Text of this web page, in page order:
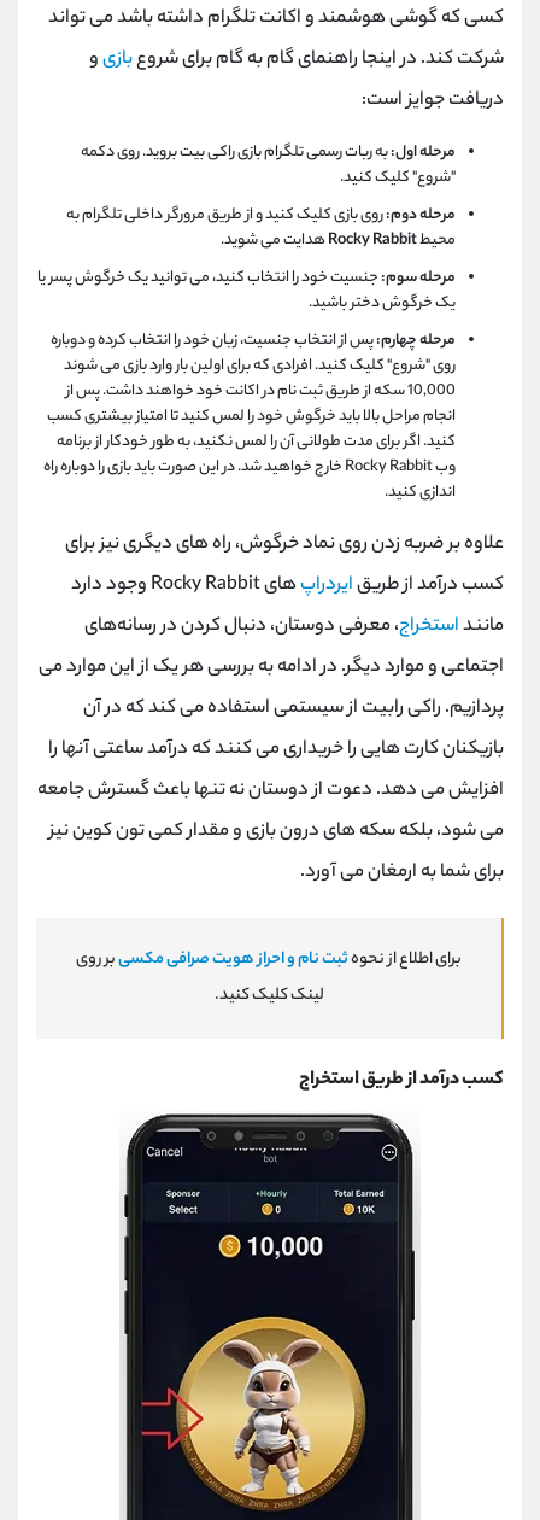
کسی که گوشی هوشمند و اکانت تلگرام داشته باشد می تواند
شرکت کند. در اینجا راهنمای گام به گام برای شروعبازیو
دریافت جوایز است:
مرحله اول:به ربات رسمی تلگرام بازی راکی بیت بروید. روی دکمه
"شروع" کلیک کنید.
مرحله دوم:روی بازی کلیک کنید و از طریق مرورگر داخلی تلگرام به
محیطRocky Rabbitهدایت می شوید.
مرحله سوم:جنسیت خود را انتخاب کنید، می توانید یک خرگوش پسر یا
یک خرگوش دختر باشید.
مرحله چهارم:پس از انتخاب جنسیت، زبان خود را انتخاب کرده و دوباره
روی "شروع" کلیک کنید. افرادی که برای اولین بار وارد بازی می شوند
10,000 سکه از طریق ثبت نام در اکانت خود خواهند داشت. پس از
انجام مراحل بالا باید خرگوش خود را لمس کنید تا امتیاز بیشتری کسب
کنید. اگر برای مدت طولانی آن را لمس نکنید، به طور خودکار از برنامه
وبRocky Rabbitخارج خواهید شد. در این صورت باید بازی را دوباره راه
اندازی کنید.
علاوه بر ضربه زدن روی نماد خرگوش، راه ‌های دیگری نیز برای
کسب درآمد از طریقایردراپ‌هایRocky Rabbit وجود دارد
ماننداستخراج، معرفی دوستان، دنبال کردن در رسانه‌های
اجتماعی و موارد دیگر. در ادامه به بررسی هر یک از این موارد می
پردازیم. راکی رابیت از سیستمی استفاده می کند که در آن
بازیکنان کارت هایی را خریداری می کنند که درآمد ساعتی آنها را
افزایش می دهد. دعوت از دوستان نه تنها باعث گسترش جامعه
می شود، بلکه سکه های درون بازی و مقدار کمی تون کوین نیز
برای شما به ارمغان می آورد.
برای اطلاع از نحوهثبت نام و احراز هویت صرافی مکسیبر روی
لینک کلیک کنید.
کسب درآمد از طریق استخراج